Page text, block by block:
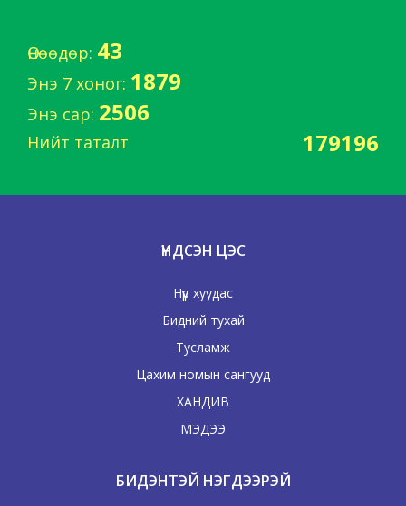
Өнөөдөр: 43
Энэ 7 хоног: 1879
Энэ сар: 2506
Нийт таталт 179196
ҮНДСЭН ЦЭС
Нүүр хуудас
Бидний тухай
Тусламж
Цахим номын сангууд
ХАНДИВ
МЭДЭЭ
БИДЭНТЭЙ НЭГДЭЭРЭЙ